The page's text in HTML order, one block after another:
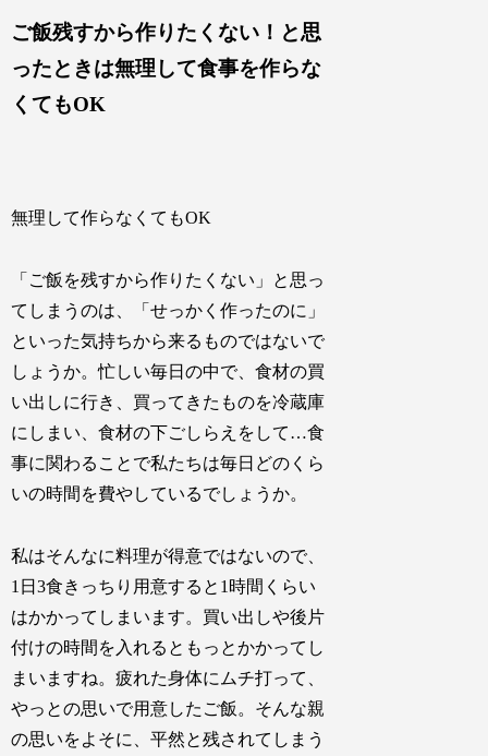
ご飯残すから作りたくない！と思
ったときは無理して食事を作らな
くてもOK
無理して作らなくてもOK
「ご飯を残すから作りたくない」と思っ
てしまうのは、「せっかく作ったのに」
といった気持ちから来るものではないで
しょうか。忙しい毎日の中で、食材の買
い出しに行き、買ってきたものを冷蔵庫
にしまい、食材の下ごしらえをして…食
事に関わることで私たちは毎日どのくら
いの時間を費やしているでしょうか。
私はそんなに料理が得意ではないので、
1日3食きっちり用意すると1時間くらい
はかかってしまいます。買い出しや後片
付けの時間を入れるともっとかかってし
まいますね。疲れた身体にムチ打って、
やっとの思いで用意したご飯。そんな親
の思いをよそに、平然と残されてしまう